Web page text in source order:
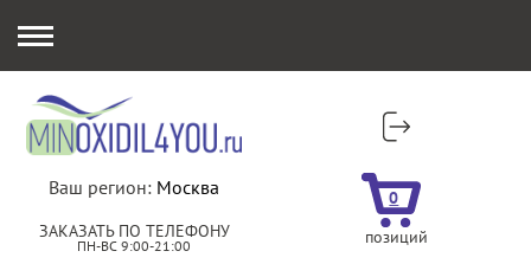
Ваш регион: Москва
ЗАКАЗАТЬ ПО ТЕЛЕФОНУ
ПН-ВС 9:00-21:00
0
позиций